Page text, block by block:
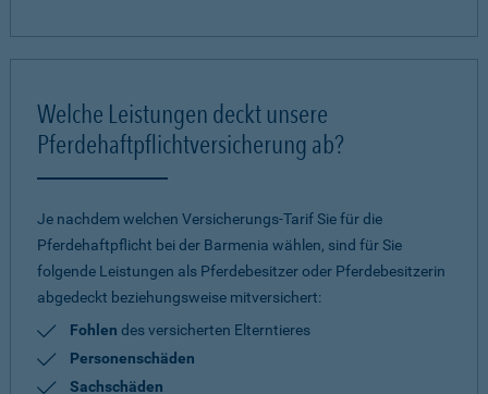
Welche Leistungen deckt unsere
Pferdehaftpflichtversicherung ab?
Je nachdem welchen Versicherungs-Tarif Sie für die
Pferdehaftpflicht bei der Barmenia wählen, sind für Sie
folgende Leistungen als Pferdebesitzer oder Pferdebesitzerin
abgedeckt beziehungsweise mitversichert:
Fohlen des versicherten Elterntieres
Personenschäden
Sachschäden